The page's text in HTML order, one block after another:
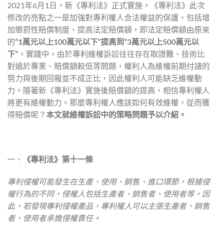
2021年6月1日，新《專利法》正式實施。《專利法》此次
修改的亮點之一是加強對專利權人合法權益的保護，包括增
加懲罰性賠償制度、提高法定賠償額，即法定賠償額由原來
的“1萬元以上100萬元以下”提高到 “3萬元以上500萬元以
下” 。實踐中，由於專利維權訴訟往往存在取證難、技術比
對過於專業、賠償額較低等問題，權利人為維權前期付諸的
努力與後期回報並不成正比，因此權利人可能缺乏維權動
力。隨著新《專利法》實施後賠償額的提高，相信專利權人
將更有維權動力。那麼專利權人應該如何有效維權，從而獲
得賠償呢？ 本文就維權訴訟中的策略問題予以介紹。
一、 《專利法》第十一條
專利侵權可能發生在生產、使用、銷售、進口環節，根據侵
權行為的不同，侵權人包括生產者、銷售者、使用者等。因
此，若發現專利侵權產品，專利權人可以主張生產者、銷售
者、使用者承擔侵權責任。